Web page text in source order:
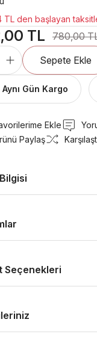
TL den başlayan
TL
780,00
Sepete Ekle
Aynı Gün Kargo
Paylaş
Seçenekleri